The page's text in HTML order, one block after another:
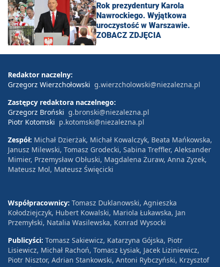
Rok prezydentury Karola
Nawrockiego. Wyjątkowa
uroczystość w Warszawie.
ZOBACZ ZDJĘCIA
Redaktor naczelny:
Grzegorz Wierzchołowski g.wierzcholowski@niezalezna.pl
Zastępcy redaktora naczelnego:
Grzegorz Broński g.bronski@niezalezna.pl
Piotr Kotomski p.kotomski@niezalezna.pl
Zespół: Michał Dzierżak, Michał Kowalczyk, Beata Mańkowska,
Janusz Milewski, Tomasz Grodecki, Sabina Treffler, Aleksander
Mimier, Przemysław Obłuski, Magdalena Żuraw, Anna Zyzek,
Mateusz Mol, Mateusz Święcicki
Współpracownicy: Tomasz Duklanowski, Agnieszka
Kołodziejczyk, Hubert Kowalski, Mariola Łukawska, Jan
Przemyłski, Natalia Wasilewska, Konrad Wysocki
Publicyści: Tomasz Sakiewicz, Katarzyna Gójska, Piotr
Lisiewicz, Michał Rachoń, Tomasz Łysiak, Jacek Liziniewicz,
Piotr Nisztor, Adrian Stankowski, Antoni Rybczyński, Krzysztof